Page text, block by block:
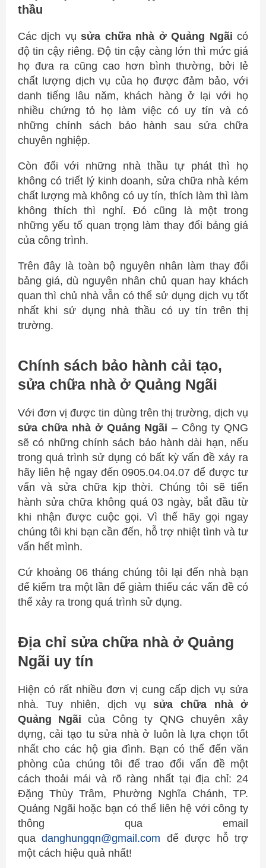
thầu
Các dịch vụsửa chữa nhà ở Quảng Ngãi có
độ tin cậy riêng. Độ tin cậy càng lớn thì mức giá
họ đưa ra cũng cao hơn bình thường, bởi lẻ
chất lượng dịch vụ của họ được đảm bảo, với
danh tiếng lâu năm, khách hàng ở lại với họ
nhiều chứng tỏ họ làm việc có uy tín và có
những chính sách bảo hành sau sửa chữa
chuyên nghiệp.
Còn đối với những nhà thầu tự phát thì họ
không có triết lý kinh doanh, sửa chữa nhà kém
chất lượng mà không có uy tín, thích làm thì làm
không thích thì nghỉ. Đó cũng là một trong
những yếu tố quan trọng làm thay đổi bảng giá
của công trình.
Trên đây là toàn bộ nguyên nhân làm thay đổi
bảng giá, dù nguyên nhân chủ quan hay khách
quan thì chủ nhà vẫn có thể sử dụng dịch vụ tốt
nhất khi sử dụng nhà thầu có uy tín trên thị
trường.
Chính sách bảo hành cải tạo,
sửa chữa nhà ở Quảng Ngãi
Với đơn vị được tin dùng trên thị trường, dịch vụ
sửa chữa nhà ở Quảng Ngãi – Công ty QNG
sẽ có những chính sách bảo hành dài hạn, nếu
trong quá trình sử dụng có bất kỳ vấn đề xảy ra
hãy liên hệ ngay đến 0905.04.04.07 để được tư
vấn và sửa chữa kịp thời. Chúng tôi sẽ tiến
hành sửa chữa không quá 03 ngày, bắt đầu từ
khi nhận được cuộc gọi. Vì thế hãy gọi ngay
chúng tôi khi bạn cần đến, hỗ trợ nhiệt tình và tư
vấn hết mình.
Cứ khoảng 06 tháng chúng tôi lại đến nhà bạn
để kiểm tra một lần để giảm thiểu các vấn đề có
thể xảy ra trong quá trình sử dụng.
Địa chỉ sửa chữa nhà ở Quảng
Ngãi uy tín
Hiện có rất nhiều đơn vị cung cấp dịch vụ sửa
nhà. Tuy nhiên, dịch vụsửa chữa nhà ở
Quảng Ngãi của Công ty QNG chuyên xây
dựng, cải tạo tu sửa nhà ở luôn là lựa chọn tốt
nhất cho các hộ gia đình. Bạn có thể đến văn
phòng của chúng tôi để trao đổi vấn đề một
cách thoải mái và rõ ràng nhất tại địa chỉ: 24
Đặng Thùy Trâm, Phường Nghĩa Chánh, TP.
Quảng Ngãi hoặc bạn có thể liên hệ với công ty
thông qua email
quadanghungqn@gmail.com để được hỗ trợ
một cách hiệu quả nhất!